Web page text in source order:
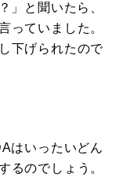
」と聞いたら、
っていました。
下げられたので
はいったいどん
るのでしょう。